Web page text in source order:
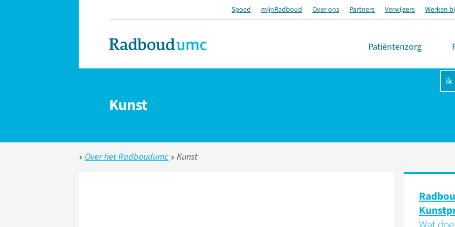
Spoed mijnRadboud Over ons Partners Verwijzers Werken
Patiëntenzorg
ik
Kunst
Over het Radboudumc Kunst